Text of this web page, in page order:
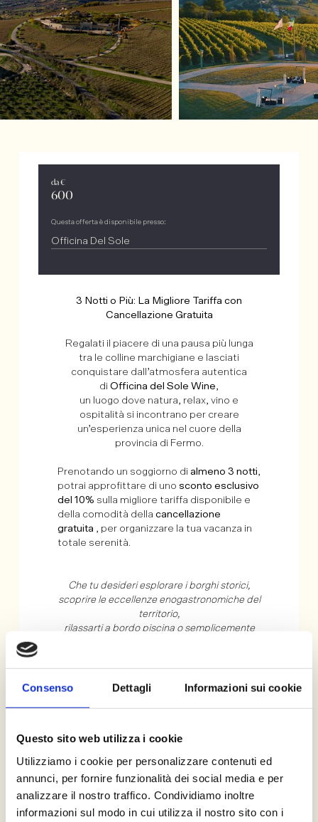
Consenso Dettagli Informazioni sui cookie
Questo sito web utilizza i cookie
Utilizziamo i cookie per personalizzare contenuti ed
annunci, per fornire funzionalità dei social media e per
analizzare il nostro traffico. Condividiamo inoltre
informazioni sul modo in cui utilizza il nostro sito con i
da €
600
Questa offerta è disponibile presso:
Officina Del Sole
3 Notti o Più: La Migliore Tariffa con
Cancellazione Gratuita
Regalati il piacere di una pausa più lunga
tra le colline marchigiane e lasciati
conquistare dall’atmosfera autentica
di Officina del Sole Wine ,
un luogo dove natura, relax, vino e
ospitalità si incontrano per creare
un’esperienza unica nel cuore della
provincia di Fermo.
Prenotando un soggiorno di almeno 3 notti ,
potrai approfittare di uno sconto esclusivo
del 10% sulla migliore tariffa disponibile e
della comodità della cancellazione
gratuita , per organizzare la tua vacanza in
totale serenità.
Che tu desideri esplorare i borghi storici,
scoprire le eccellenze enogastronomiche del
territorio,
rilassarti a bordo piscina o semplicemente
questa offerta è l’occasione perfetta per
vivere il meglio delle Marche con più tempo a
Sconto del 10% sulla migliore tariffa
disponibile
Soggiorno minimo di 3 notti
Cancellazione gratuita secondo i termini
della tariffa
Miglior prezzo garantito prenotando